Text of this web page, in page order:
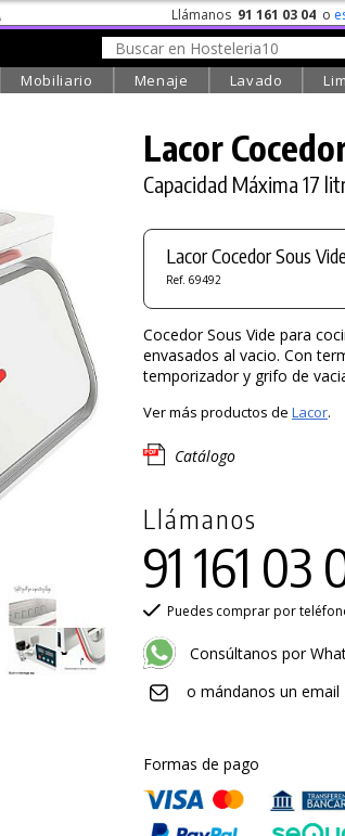
Llámanos 91 161 03 04 o
Mobiliario Menaje Lavado
Lacor
Capacidad Máxima 17
Lacor Cocedor Sous
Ref. 69492
Cocedor Sous Vide para
envasados al vacio. Con
temporizador y grifo de
Ver más productos de Lacor.
Catálogo
Llámanos
91 161 03
Puedes comprar por
Consúltanos por
o mándanos un email
Formas de pago